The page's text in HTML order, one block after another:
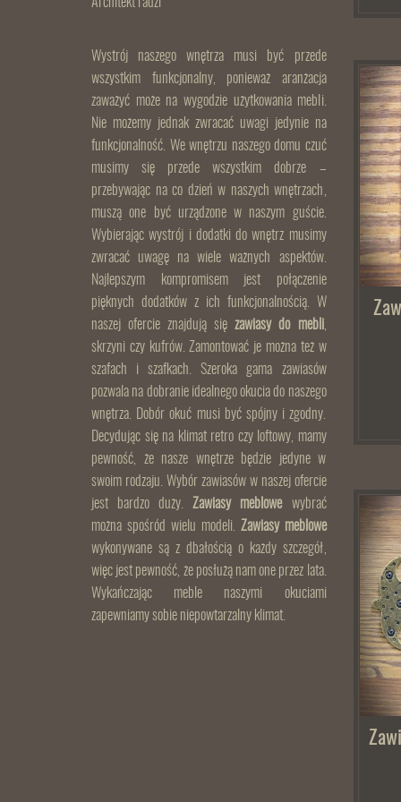
Wystrój naszego wnętrza musi być przede
wszystkim funkcjonalny, ponieważ aranżacja
zaważyć może na wygodzie użytkowania mebli.
Nie możemy jednak zwracać uwagi jedynie na
funkcjonalność. We wnętrzu naszego domu czuć
musimy się przede wszystkim dobrze –
przebywając na co dzień w naszych wnętrzach,
muszą one być urządzone w naszym guście.
Wybierając wystrój i dodatki do wnętrz musimy
zwracać uwagę na wiele ważnych aspektów.
Najlepszym kompromisem jest połączenie
pięknych dodatków z ich funkcjonalnością. W
naszej ofercie znajdują sięzawiasy do mebli,
skrzyni czy kufrów. Zamontować je można też w
szafach i szafkach. Szeroka gama zawiasów
pozwala na dobranie idealnego okucia do naszego
wnętrza. Dobór okuć musi być spójny i zgodny.
Decydując się na klimat retro czy loftowy, mamy
pewność, że nasze wnętrze będzie jedyne w
swoim rodzaju. Wybór zawiasów w naszej ofercie
jest bardzo duży.Zawiasy meblowewybrać
można spośród wielu modeli. Zawiasy meblowe
wykonywane są z dbałością o każdy szczegół,
więc jest pewność, że posłużą nam one przez lata.
Wykańczając meble naszymi okuciami
zapewniamy sobie niepowtarzalny klimat.